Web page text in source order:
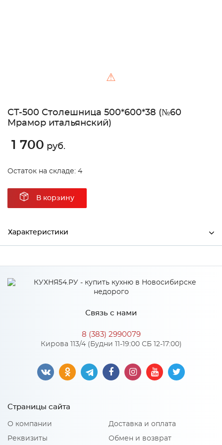
⚠
СТ-500 Столешница 500*600*38 (№60
Мрамор итальянский)
1 700 руб.
Остаток на складе: 4
В корзину
Характеристики
Высота 38
№60 Мрамор итальянский
Связь с нами
8 (383) 2990079
Кирова 113/4 (Будни 11-19:00 СБ 12-17:00)
Страницы сайта
О компании
Реквизиты
Доставка и оплата
Обмен и возврат